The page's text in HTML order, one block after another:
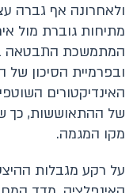
ולאחרונה אף גברה
מתיחות גוברת מול
המתמשכת התבטאה
ובפרמיית הסיכון
האינדיקטורים
של ההתאוששות, כך
מקו המגמה.
על רקע מגבלות